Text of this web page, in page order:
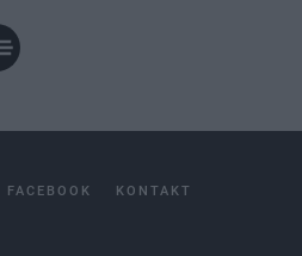
FACEBOOK KONTAKT